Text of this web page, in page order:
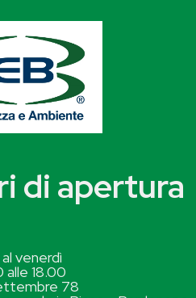
di apertura
venerdì
alle 18.00
78